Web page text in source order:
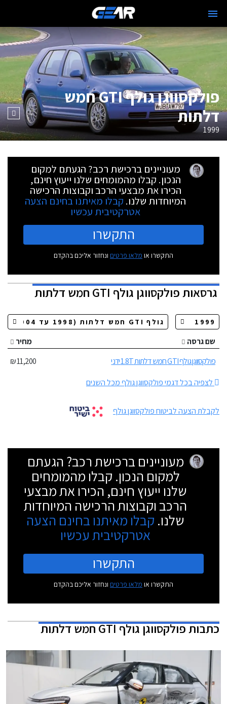
פולקסווגן גולף GTI חמש
דלתות
1999
מעוניינים ברכישת רכב? הגעתם למקום
הנכון. קבלו מהמומחים שלנו ייעוץ חינם,
הכירו את מבצעי הרכב וקבוצות הרכישה
המיוחדות שלנו. קבלו מאיתנו בחינם הצעה
אטרקטיבית עכשיו
התקשרו
התקשרו או מלאו פרטים ונחזור אליכם בהקדם
גרסאותפולקסווגן גולף GTI חמש דלתות
שם גרסה
מחיר
פולקסווגן גולף GTI חמש דלתות 1.8T ידני
11,200 ₪
לצפיה בכל דגמי פולקסווגן גולף מכל השנים
לקבלת הצעה לביטוח פולקסווגן גולף
מעוניינים ברכישת רכב? הגעתם
למקום הנכון. קבלו מהמומחים
שלנו ייעוץ חינם, הכירו את מבצעי
הרכב וקבוצות הרכישה המיוחדות
שלנו. קבלו מאיתנו בחינם הצעה
אטרקטיבית עכשיו
התקשרו
התקשרו או מלאו פרטים ונחזור אליכם בהקדם
כתבותפולקסווגן גולף GTI חמש דלתות